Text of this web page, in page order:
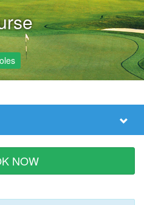
Select
Tee
Time
NOW